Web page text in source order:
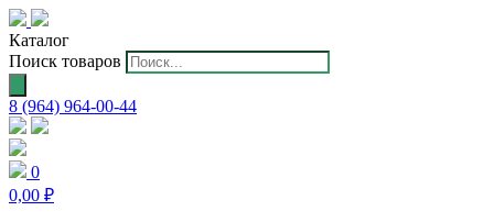
Каталог
Поиск товаров
8 (964) 964-00-44
0
0,00 ₽